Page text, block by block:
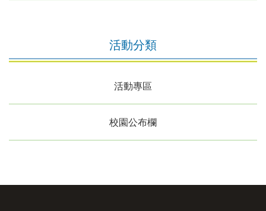
活動分類
活動專區
校園公布欄